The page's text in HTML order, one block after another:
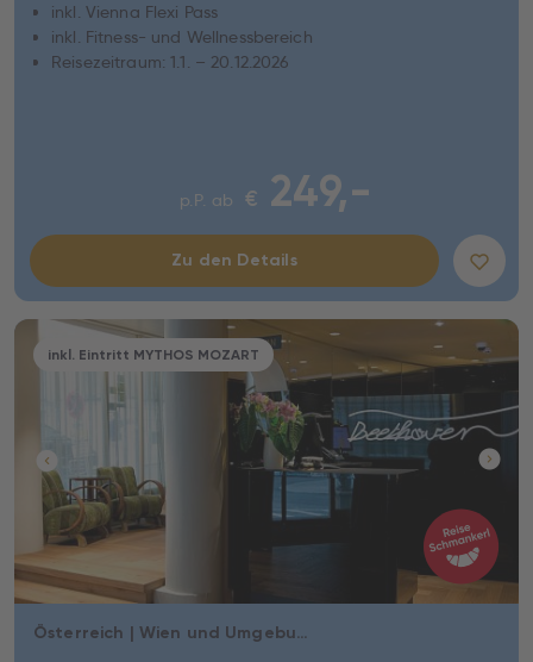
inkl. Vienna Flexi Pass
inkl. Fitness- und Wellnessbereich
Reisezeitraum: 1.1. – 20.12.2026
p.P. ab € 249,-
Zu den Details
inkl. Eintritt MYTHOS MOZART
Österreich | Wien und Umgebung | Wien